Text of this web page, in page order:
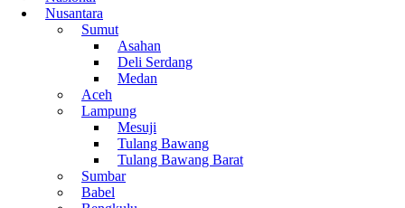
Nusantara
Sumut
Asahan
Deli Serdang
Medan
Aceh
Lampung
Mesuji
Tulang Bawang
Tulang Bawang Barat
Sumbar
Babel